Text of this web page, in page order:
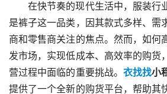
在快节奏的现代生活中，服装行
是裤子这一品类，因其款式多样、需
商和零售商关注的焦点。然而，如何
发市场，实现低成本、高效率的购货
营过程中面临的重要挑战。 衣找找小
提供了一个全新的购货平台，帮助其